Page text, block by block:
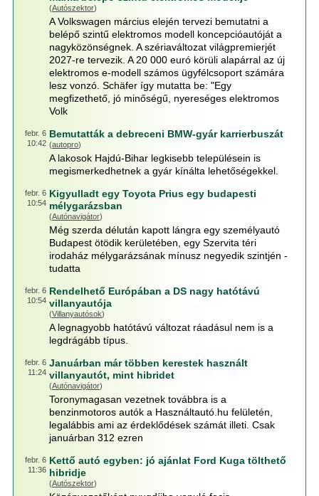
(Autószektor)
A Volkswagen március elején tervezi bemutatni a
belépő szintű elektromos modell koncepcióautóját a
nagyközönségnek. A szériaváltozat világpremierjét
2027-re tervezik. A 20 000 euró körüli alapárral az új
elektromos e-modell számos ügyfélcsoport számára
lesz vonzó. Schäfer így mutatta be: "Egy
megfizethető, jó minőségű, nyereséges elektromos
Volk
febr. 6
10:42
Bemutatták a debreceni BMW-gyár karrierbuszát
(autopro)
A lakosok Hajdú-Bihar legkisebb településein is
megismerkedhetnek a gyár kínálta lehetőségekkel.
febr. 6
10:54
Kigyulladt egy Toyota Prius egy budapesti
mélygarázsban
(Autónavigátor)
Még szerda délután kapott lángra egy személyautó
Budapest ötödik kerületében, egy Szervita téri
irodaház mélygarázsának mínusz negyedik szintjén -
tudatta
febr. 6
10:54
Rendelhető Európában a DS nagy hatótávú
villanyautója
(Villanyautósok)
A legnagyobb hatótávú változat ráadásul nem is a
legdrágább típus.
febr. 6
11:24
Januárban már többen kerestek használt
villanyautót, mint hibridet
(Autónavigátor)
Toronymagasan vezetnek továbbra is a
benzinmotoros autók a Használtautó.hu felületén,
legalábbis ami az érdeklődések számát illeti. Csak
januárban 312 ezren
febr. 6
11:36
Kettő autó egyben: jó ajánlat Ford Kuga tölthető
hibridje
(Autószektor)